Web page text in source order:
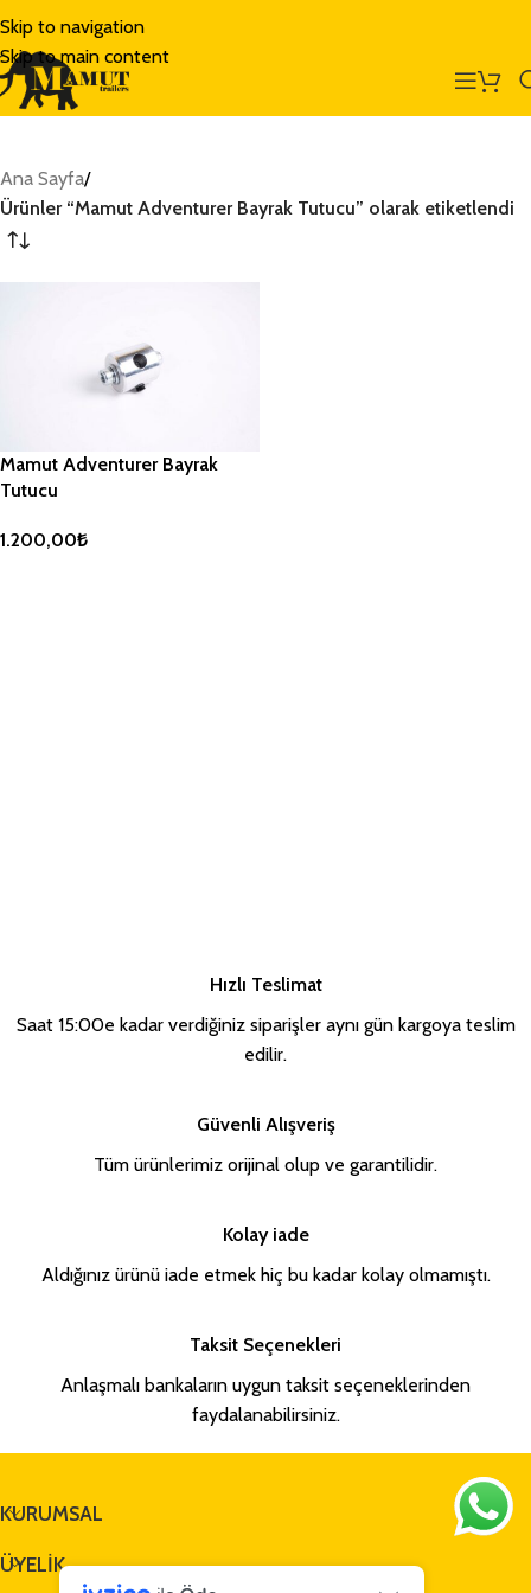
Skip to navigation
Skip to main content
Ana Sayfa/
Ürünler “Mamut Adventurer Bayrak Tutucu” olarak etiketlendi
Mamut Adventurer Bayrak
Tutucu
1.200,00₺
Hızlı Teslimat
Saat 15:00e kadar verdiğiniz siparişler aynı gün kargoya teslim
edilir.
Güvenli Alışveriş
Tüm ürünlerimiz orijinal olup ve garantilidir.
Kolay iade
Aldığınız ürünü iade etmek hiç bu kadar kolay olmamıştı.
Taksit Seçenekleri
Anlaşmalı bankaların uygun taksit seçeneklerinden
faydalanabilirsiniz.
KURUMSAL
ÜYELİK